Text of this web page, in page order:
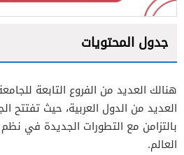
جدول المحتويات
2
هنالك العديد من الفروع التابعة
العديد من الدول العربية، حيث تفتتح
بالتزامن مع التطورات الجديدة في
العالم.